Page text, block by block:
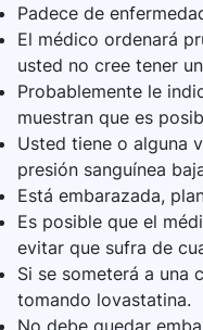
Padece de
El médico ordenará
usted no cree tener
Probablemente le
muestran que es
Usted tiene o alguna
presión sanguínea
Está embarazada,
Es posible que el
evitar que sufra de
Si se someterá a una
tomando lovastatina.